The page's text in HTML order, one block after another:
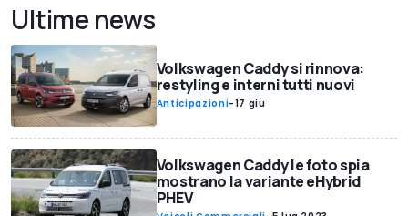
Ultime news
Volkswagen Caddy si rinnova:
restyling e interni tutti nuovi
Anticipazioni-17 giu
Volkswagen Caddy le foto spia
mostrano la variante eHybrid
PHEV